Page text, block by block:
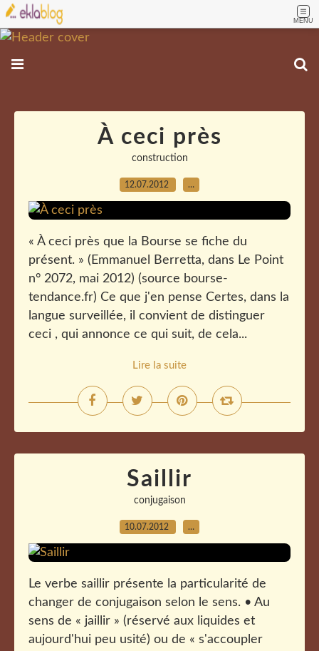
MENU
À ceci près
construction
12.07.2012 …
« À ceci près que la Bourse se fiche du
présent. » (Emmanuel Berretta, dans Le Point
n° 2072, mai 2012) (source bourse-
tendance.fr) Ce que j'en pense Certes, dans la
langue surveillée, il convient de distinguer
ceci , qui annonce ce qui suit, de cela...
Lire la suite
Saillir
conjugaison
10.07.2012 …
Le verbe saillir présente la particularité de
changer de conjugaison selon le sens. • Au
sens de « jaillir » (réservé aux liquides et
aujourd'hui peu usité) ou de « s'accoupler